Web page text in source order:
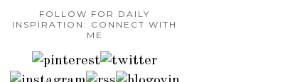
FOLLOW FOR DAILY
INSPIRATION: CONNECT WITH
ME